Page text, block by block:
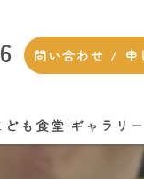
問い合わせ / 申
ども食堂 ギャラリー